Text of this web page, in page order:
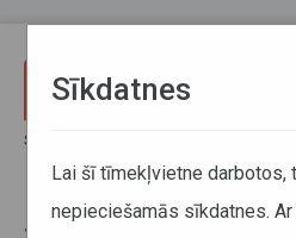
Sākums
Starpvalstu
Sīkdatnes
Lai šī tīmekļvietne darbotos,
nepieciešamās sīkdatnes.